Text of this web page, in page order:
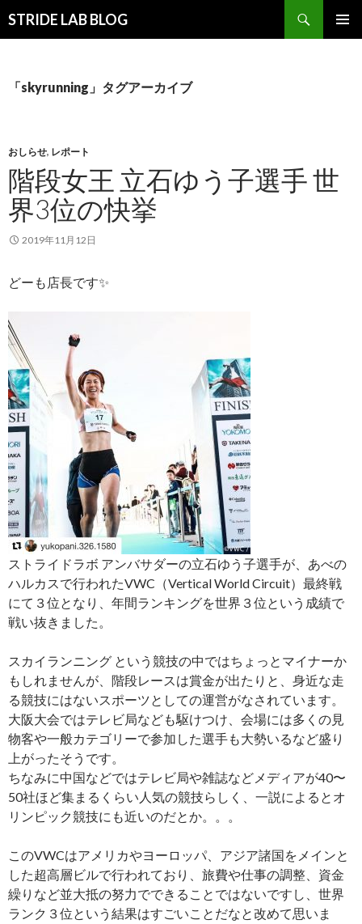
STRIDE LAB BLOG
索
ン
キ
ッ
プ
「skyrunning」タグアーカイブ
おしらせ, レポート
階段女王 立石ゆう子選手 世
界3位の快挙
2019年11月12日
どーも店長です✨
ストライドラボ アンバサダーの立石ゆう子選手が、あべの
ハルカスで行われたVWC（Vertical World Circuit）最終戦
にて３位となり、年間ランキングを世界３位という成績で
戦い抜きました。
スカイランニング という競技の中ではちょっとマイナーか
もしれませんが、階段レースは賞金が出たりと、身近な走
る競技にはないスポーツとしての運営がなされています。
大阪大会ではテレビ局なども駆けつけ、会場には多くの見
物客や一般カテゴリーで参加した選手も大勢いるなど盛り
上がったそうです。
ちなみに中国などではテレビ局や雑誌などメディアが40〜
50社ほど集まるくらい人気の競技らしく、一説によるとオ
リンピック競技にも近いのだとか。。。
このVWCはアメリカやヨーロッパ、アジア諸国をメインと
した超高層ビルで行われており、旅費や仕事の調整、資金
繰りなど並大抵の努力でできることではないですし、世界
ランク３位という結果はすごいことだなと改めて思いま